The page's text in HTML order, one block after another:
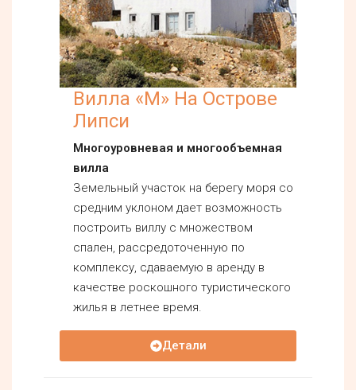
Вилла «М» На Острове
Липси
Многоуровневая и многообъемная
вилла
Земельный участок на берегу моря со
средним уклоном дает возможность
построить виллу с множеством
спален, рассредоточенную по
комплексу, сдаваемую в аренду в
качестве роскошного туристического
жилья в летнее время.
Детали